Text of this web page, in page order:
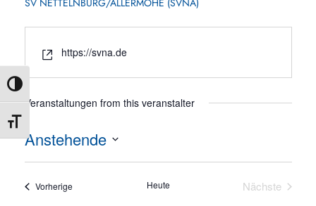
Umschalten auf hohe Kontraste
Schrift vergrößern
SV NETTELNBURG/ALLERMÖHE (SVNA)
https://svna.de
Veranstaltungen from this veranstalter
Anstehende
Datum
VorherigeVeranstaltungen Heute
Nächste